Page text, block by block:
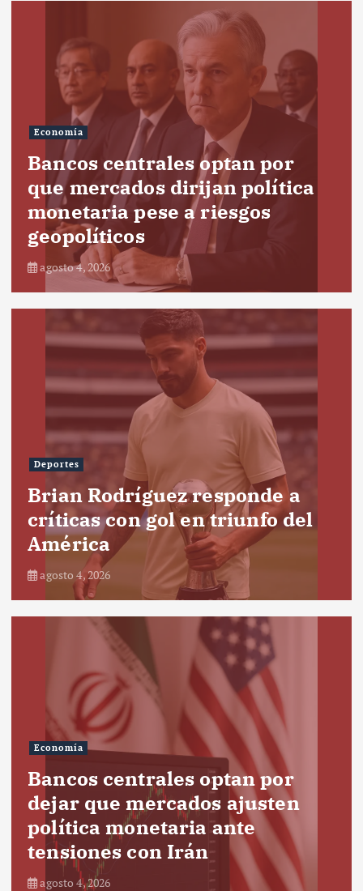
Economía
Bancos centrales optan por
que mercados dirijan política
monetaria pese a riesgos
geopolíticos
agosto 4, 2026
Deportes
Brian Rodríguez responde a
críticas con gol en triunfo del
América
agosto 4, 2026
Economía
Bancos centrales optan por
dejar que mercados ajusten
política monetaria ante
tensiones con Irán
agosto 4, 2026